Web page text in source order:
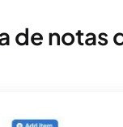
de notas